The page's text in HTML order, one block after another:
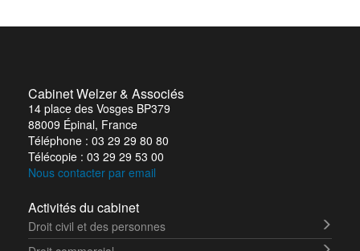
Cabinet Welzer & Associés
14 place des Vosges BP379
88009 Épinal, France
Téléphone : 03 29 29 80 80
Télécopie : 03 29 29 53 00
Nous contacter par email
Activités du cabinet
Droit civil et des personnes